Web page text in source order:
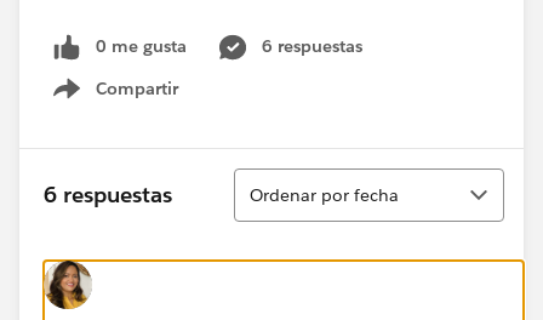
0 me gusta
6 respuestas
Compartir
Show menu
6 respuestas
Ordenar
Ordenar por fecha